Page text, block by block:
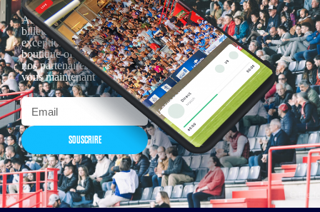
Actualités, nouveautés,
billetterie, remises
exceptionnelles dans la
boutique officielles & chez
nos partenaires… Inscrivez-
vous maintenant
SOUSCRIRE